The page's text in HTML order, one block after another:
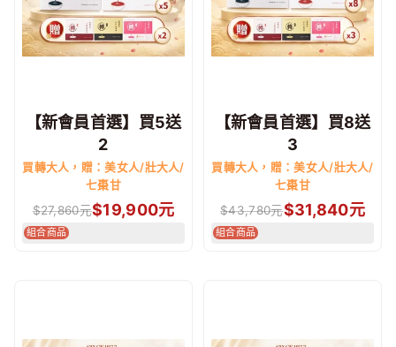
【新會員首選】買5送
2
買轉大人，贈：美女人/壯大人/
七棗甘
$27,860元$19,900元
組合商品
【新會員首選】買8送
3
買轉大人，贈：美女人/壯大人/
七棗甘
$43,780元$31,840元
組合商品